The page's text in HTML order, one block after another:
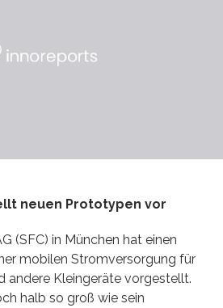
neuen Prototypen vor
(SFC) in München hat einen
mobilen Stromversorgung für
andere Kleingeräte vorgestellt.
halb so groß wie sein